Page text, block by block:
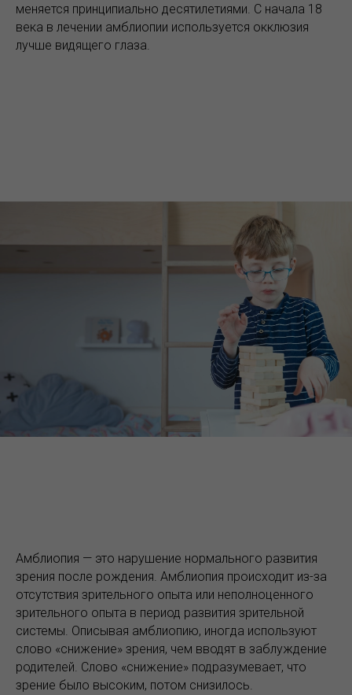
меняется принципиально десятилетиями. С начала 18
века в лечении амблиопии используется окклюзия
лучше видящего глаза.
Амблиопия — это нарушение нормального развития
зрения после рождения. Амблиопия происходит из-за
отсутствия зрительного опыта или неполноценного
зрительного опыта в период развития зрительной
системы. Описывая амблиопию, иногда используют
слово «снижение» зрения, чем вводят в заблуждение
родителей. Слово «снижение» подразумевает, что
зрение было высоким, потом снизилось.